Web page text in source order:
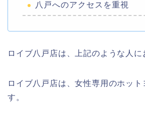
八戸へのアクセスを重視
ロイブ八戸店は、上記のような人に
ロイブ八戸店は、女性専用のホッ
す。